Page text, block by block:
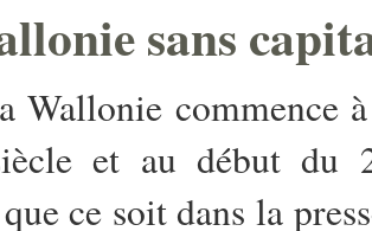
sans
Wallonie commence
et au début du
ce soit dans la